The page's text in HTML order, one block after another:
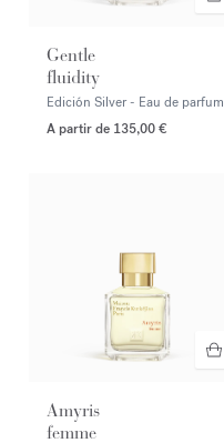
Gentle
fluidity
Edición Silver - Eau de parfum
A partir de 135,00 €
Amyris
femme